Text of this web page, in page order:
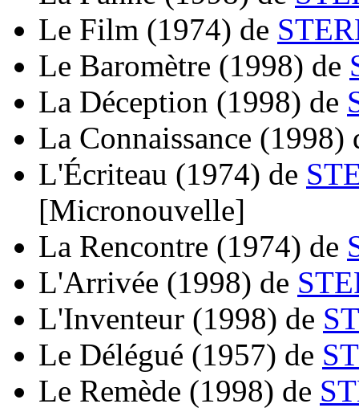
Le Film (1974) de
Le Baromètre (1998) de
La Déception (1998) de
La Connaissance (1998)
L'Écriteau (1974) de
[Micronouvelle]
La Rencontre (1974) de
L'Arrivée (1998) de
L'Inventeur (1998) de
Le Délégué (1957) de
Le Remède (1998) de